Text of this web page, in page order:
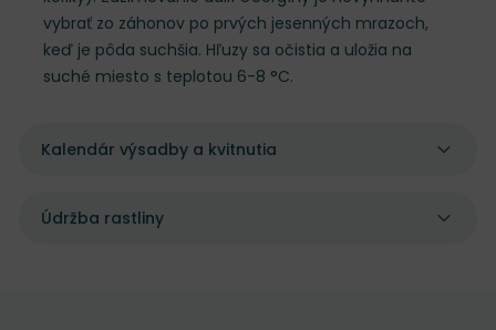
vybrať zo záhonov po prvých jesenných mrazoch,
keď je pôda suchšia. Hľuzy sa očistia a uložia na
suché miesto s teplotou 6-8 °C.
Kalendár výsadby a kvitnutia
Údržba rastliny